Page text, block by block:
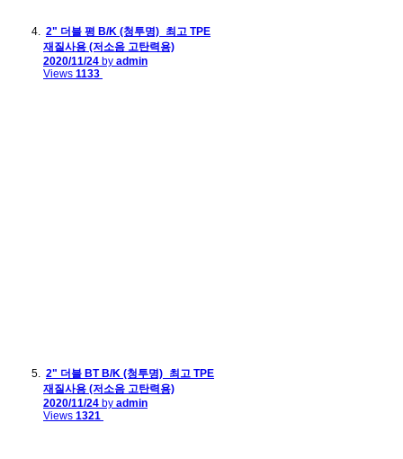
2" 더블 평 B/K (청투명)_최고 TPE
재질사용 (저소음 고탄력용)
2020/11/24 by admin
Views 1133
2" 더블 BT B/K (청투명)_최고 TPE
재질사용 (저소음 고탄력용)
2020/11/24 by admin
Views 1321